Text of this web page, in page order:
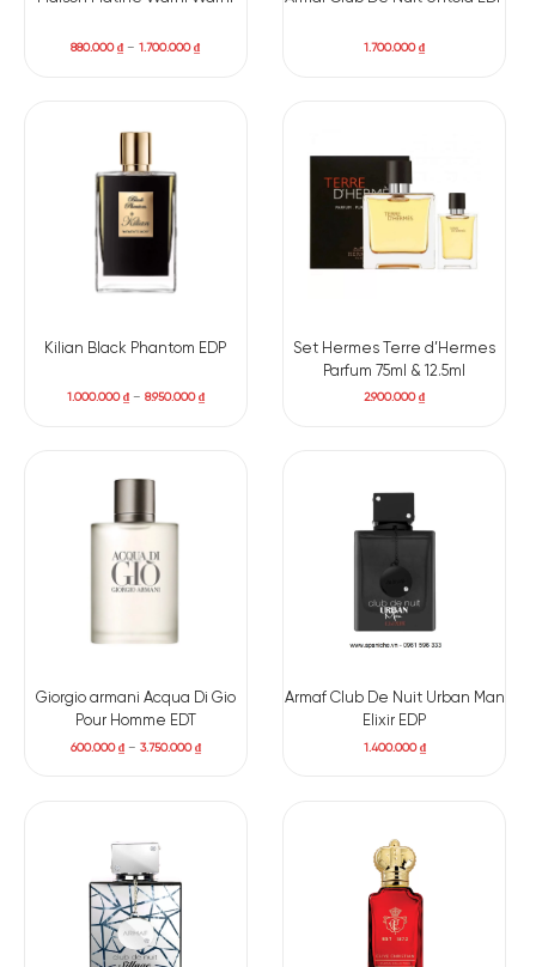
880.000₫ –1.700.000₫ 1.700.000₫
Kilian Black Phantom EDP
1.000.000₫– 8.950.000₫
Set Hermes Terre d’Hermes
Parfum 75ml & 12.5ml
2.900.000₫
Giorgio armani Acqua Di Gio
Pour Homme EDT
600.000₫– 3.750.000₫
Armaf Club De Nuit Urban Man
Elixir EDP
1.400.000₫